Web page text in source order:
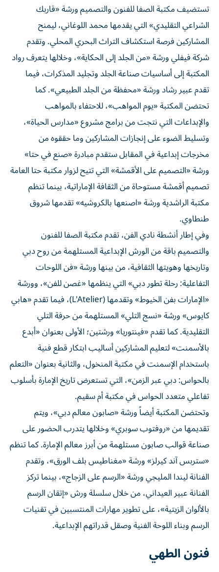
تستضيف مكتبة الصفا للفنون والتصميم ورشة «قاربك
الشراعي التقليدي» التي يقدمها محمد اللوغاني، ليمنح
المشاركين فرصة استكشاف التراث البحري المحلي. وتقدم
شركة فيفلي ورشة «من الجلد إلى الحكاية»، وخلالها يتعرف رواد
المكتبة إلى أساسيات صناعة الجلد وتجليد المذكرات، فيما
تقدم عبير رشاد ورشة «محفظة من الجلد الطبيعي». كما
تحتضن المكتبة «يوم المواهب»، للاحتفاء بالمواهب
والإبداعات التي نتجت من برامج مشروع «مدارس الحياة»،
وتسليط الضوء على إنجازات المشاركين وما حققوه من
مخرجات إبداعية في المقابل ستقدم مبادرة «صنع في حتا»
ورشة «التصميم على الأقمشة» التي تتيح لزوار مكتبة حتا العامة
تصميم أقمشة مستوحاة من الثقافة الإماراتية، بينما تنظم
مكتبة الراشدية ورشة «اصنعها بالكروشيه» تقدمها شروق
طنطاوي.
وفي إطار أنشطة نادي الفن، تقدم مكتبة الصفا للفنون
والتصميم باقة من الورش الإبداعية المستلهمة من روح دبي
وتاريخها وهويتها الثقافية، من بينها ورشة «فن اللوحات
التفاعلية: رحلة تطور دبي» التي ينظمها «غصن للفن»، وورشة
«الإمارات بفن الخيوط» وتقدمها (L'Atelier)، فيما تقدم «هابي
كايوس» ورشة «نسج التلي» المستلهمة من حرفة التلي
التقليدية. كما تقدم «فينتوريا» ورشتين؛ الأولى بعنوان «أبدع
بالأسمنت» لتعليم المشاركين أساليب ابتكار قطع فنية
باستخدام الإسمنت في مكتبة المنخول، والثانية بعنوان «التعلم
بالحواس: دبي عبر الزمن»، التي تستعرض تاريخ الإمارة بأسلوب
تفاعلي متعدد الحواس في مكتبة أم سقيم.
وتحتضن المكتبة أيضاً ورشة «صابون معالم دبي»، ويتم
تقديمها من «روفتوب سوبري» وخلالها يتدرب الحضور على
صناعة قوالب صابون مستلهمة من أبرز معالم الإمارة. كما تنظم
«ستربس آند كيرلز» ورشة «مغناطيس بلف الورق»، وتقدم
الفنانة ليندا المليجي ورشة «الرسم على الزجاج»، بينما تركز
الفنانة عبير العيداني، من خلال سلسلة ورش «إتقان الرسم
بالألوان الزيتية»، على تطوير مهارات المنتسبين في تقنيات
الرسم وبناء اللوحة الفنية وصقل قدراتهم الإبداعية.
فنون الطهي